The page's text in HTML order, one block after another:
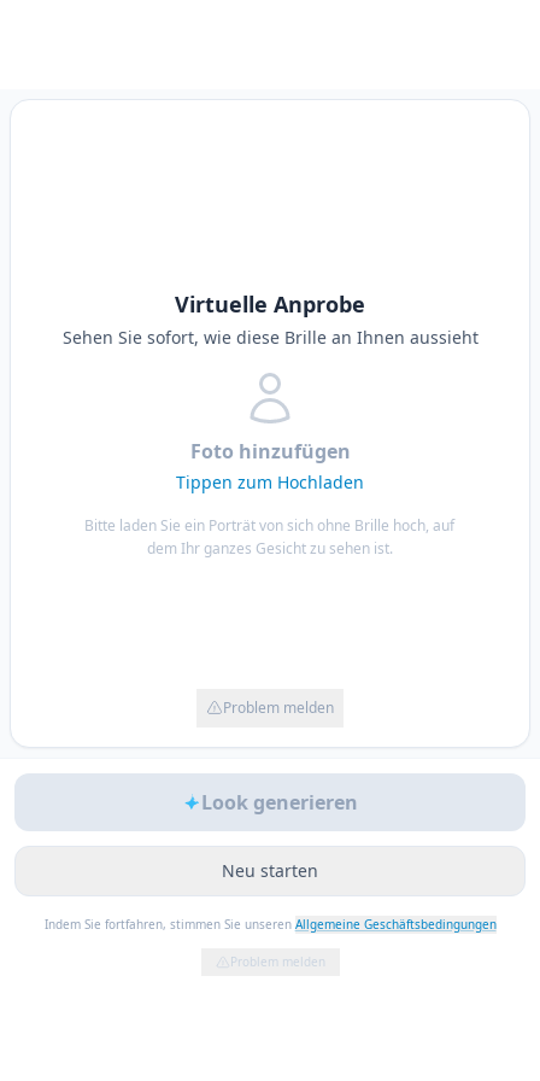
Virtuelle Anprobe
Sehen Sie sofort, wie diese Brille an Ihnen aussieht
Foto hinzufügen
Tippen zum Hochladen
Bitte laden Sie ein Porträt von sich ohne Brille hoch, auf
dem Ihr ganzes Gesicht zu sehen ist.
Problem melden
Look generieren
Neu starten
Indem Sie fortfahren, stimmen Sie unseren Allgemeine Geschäftsbedingungen
Problem melden